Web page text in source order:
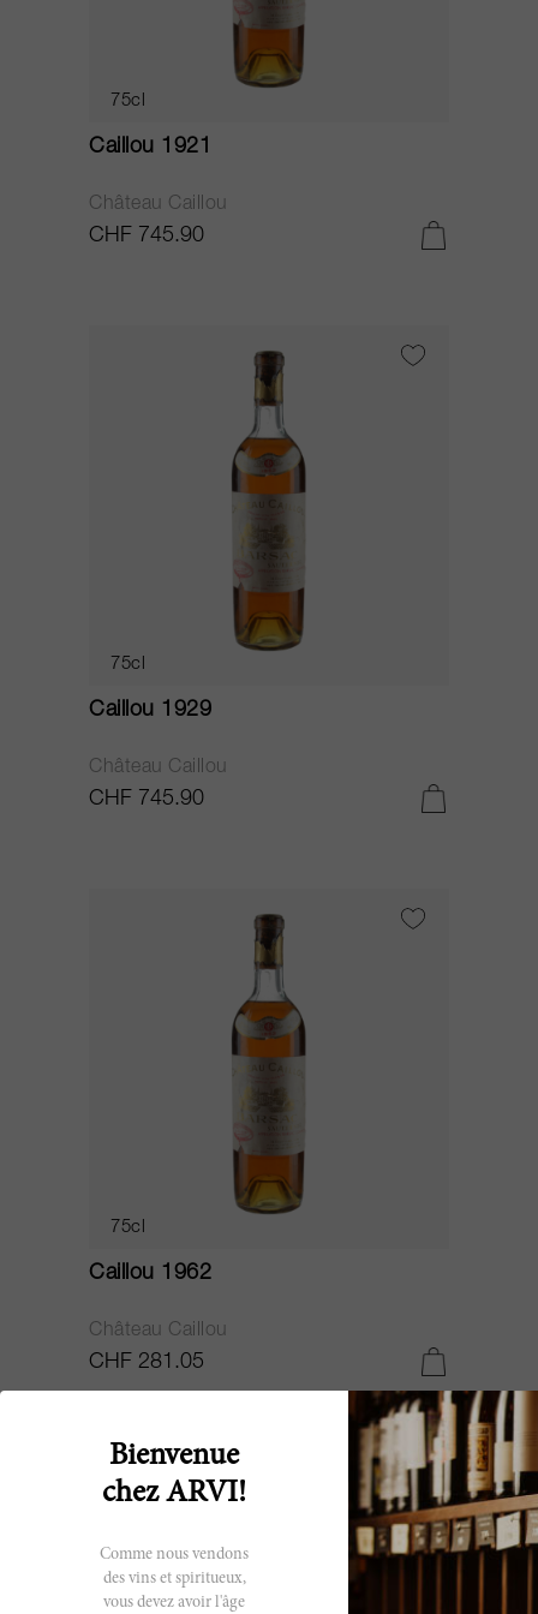
75cl
Caillou 1921
Château Caillou
CHF 745.90
75cl
Caillou 1929
Château Caillou
CHF 745.90
75cl
Caillou 1962
Château Caillou
CHF 281.05
Bienvenue
chez ARVI!
Comme nous vendons
des vins et spiritueux,
vous devez avoir l'âge